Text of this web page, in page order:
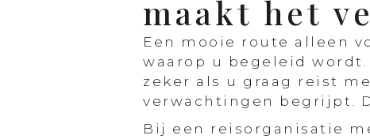
maakt het
Een mooie route alleen
waarop u begeleid wordt.
zeker als u graag reist
verwachtingen begrijpt.
Bij een reisorganisatie